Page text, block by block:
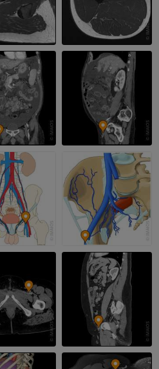
ПРЕМИУМ
Голень (артерии и
кости)
БЕСПЛАТНО
Ангиография артерий
нижних конечностей
Ангиография
БЕСПЛАТНО